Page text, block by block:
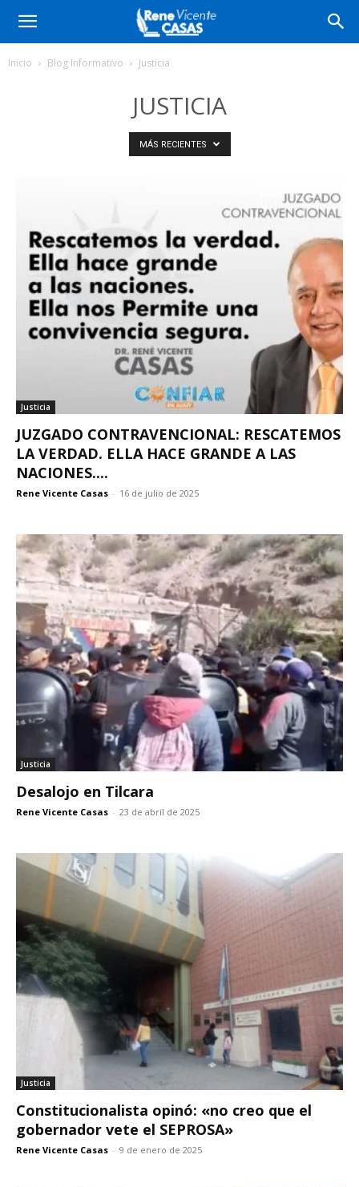
Inicio Blog Informativo Justicia
JUSTICIA
MÁS RECIENTES
Justicia
JUZGADO CONTRAVENCIONAL: RESCATEMOS
LA VERDAD. ELLA HACE GRANDE A LAS
NACIONES....
Rene Vicente Casas - 16 de julio de 2025
Justicia
Desalojo en Tilcara
Rene Vicente Casas - 23 de abril de 2025
Justicia
Constitucionalista opinó: «no creo que el
gobernador vete el SEPROSA»
Rene Vicente Casas - 9 de enero de 2025